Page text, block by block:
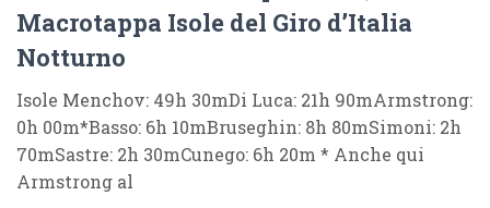
Macrotappa Isole del Giro d’Italia
Notturno
Isole Menchov: 49h 30mDi Luca: 21h 90mArmstrong:
0h 00m*Basso: 6h 10mBruseghin: 8h 80mSimoni: 2h
70mSastre: 2h 30mCunego: 6h 20m * Anche qui
Armstrong al